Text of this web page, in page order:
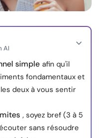
FR
AI
simple afin qu'il
fondamentaux et
deux à vous sentir
, soyez bref (3 à 5
sans résoudre